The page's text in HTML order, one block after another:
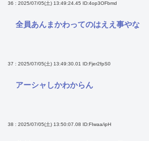
36 : 2025/07/05(土) 13:49:24.45 ID:4op3OFbmd
全員あんまかわってのはええ事やな
37 : 2025/07/05(土) 13:49:30.01 ID:Fjer2fpS0
アーシャしかわからん
38 : 2025/07/05(土) 13:50:07.08 ID:FIwaa/ipH